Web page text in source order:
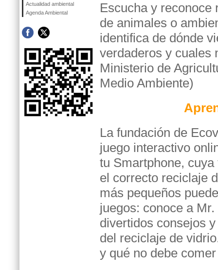
Actualidad ambiental
Agenda Ambiental
Escucha y reconoce
de animales o
identifica de dónde
verdaderos y cuales
Ministerio de
Medio Ambiente)
La fundación de
juego interactivo
tu Smartphone,
el correcto reciclaje
más pequeños
juegos: conoce a
divertidos consejos
del reciclaje de
y qué no debe